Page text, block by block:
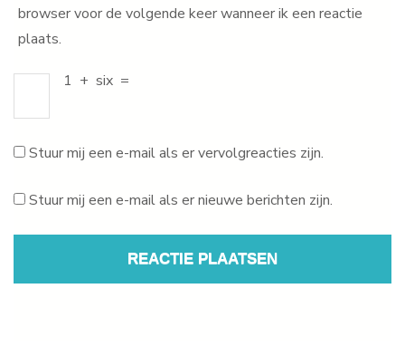
browser voor de volgende keer wanneer ik een reactie
plaats.
1 + six =
Stuur mij een e-mail als er vervolgreacties zijn.
Stuur mij een e-mail als er nieuwe berichten zijn.